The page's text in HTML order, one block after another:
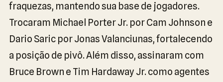
fraquezas, mantendo sua base de jogadores.
Trocaram Michael Porter Jr. por Cam Johnson e
Dario Saric por Jonas Valanciunas, fortalecendo
a posição de pivô. Além disso, assinaram com
Bruce Brown e Tim Hardaway Jr. como agentes